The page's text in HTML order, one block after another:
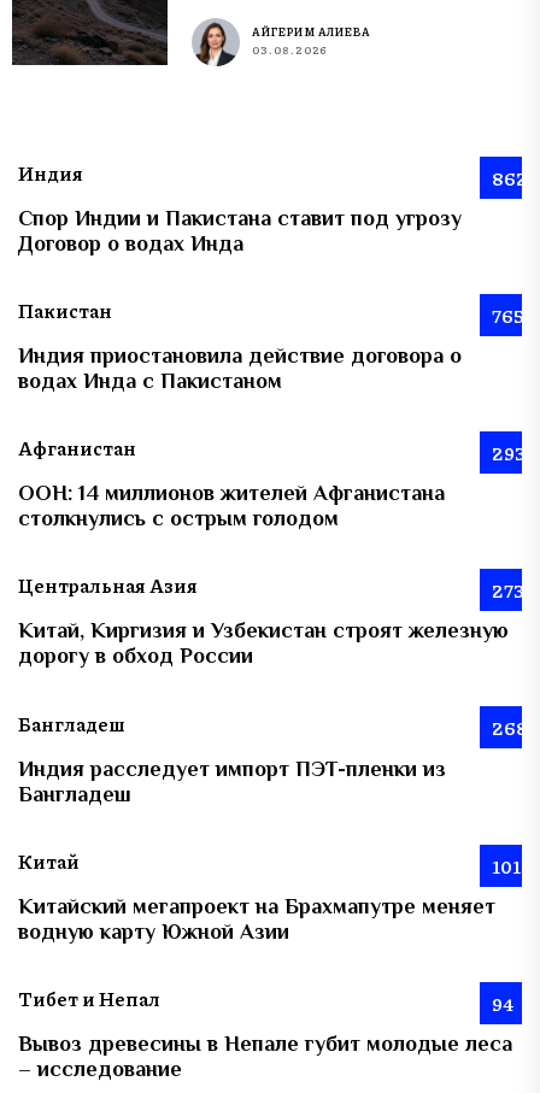
АЙГЕРИМ АЛИЕВА
03.08.2026
Индия 862
Спор Индии и Пакистана ставит под угрозу
Договор о водах Инда
Пакистан 765
Индия приостановила действие договора о
водах Инда с Пакистаном
Афганистан 293
ООН: 14 миллионов жителей Афганистана
столкнулись с острым голодом
Центральная Азия 273
Китай, Киргизия и Узбекистан строят железную
дорогу в обход России
Бангладеш 268
Индия расследует импорт ПЭТ-пленки из
Бангладеш
Китай 101
Китайский мегапроект на Брахмапутре меняет
водную карту Южной Азии
Тибет и Непал 94
Вывоз древесины в Непале губит молодые леса
– исследование